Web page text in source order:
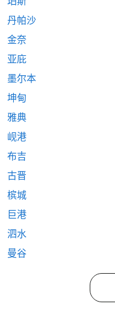
丹帕沙
金奈
亚庇
墨尔本
坤甸
雅典
岘港
布吉
古晋
槟城
巨港
泗水
曼谷